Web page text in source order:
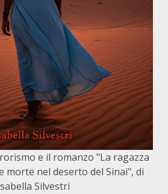
e il romanzo "La ragazza
morte nel deserto del Sinai", di
Silvestri